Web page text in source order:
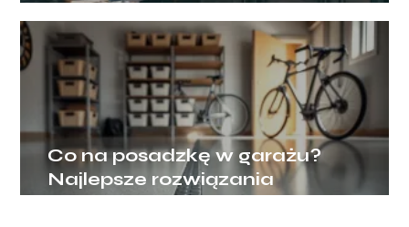
Co na posadzkę w garażu?
Najlepsze rozwiązania